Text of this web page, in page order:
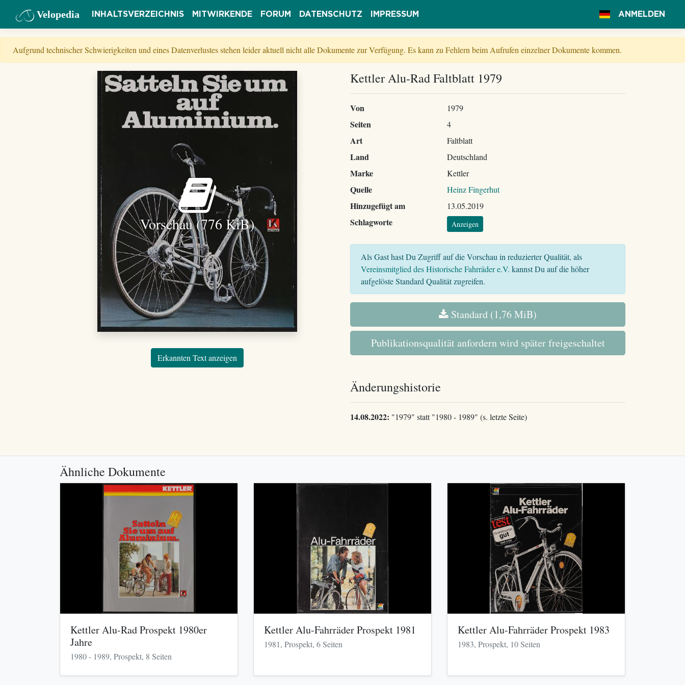
Velopedia INHALTSVERZEICHNIS MITWIRKENDE FORUM DATENSCHUTZ IMPRESSUM ANMELDEN
Aufgrund technischer Schwierigkeiten und eines Datenverlustes stehen leider aktuell nicht alle Dokumente zur Verfügung. Es kann zu Fehlern beim Aufrufen einzelner Dokumente kommen.
Vorschau (776 KiB)
Erkannten Text anzeigen
Kettler Alu-Rad Faltblatt 1979
Von 1979
Seiten 4
Art Faltblatt
Land Deutschland
Marke Kettler
Quelle Heinz Fingerhut
Hinzugefügt am 13.05.2019
Schlagworte Anzeigen
Als Gast hast Du Zugriff auf die Vorschau in reduzierter Qualität, als
Vereinsmitglied des Historische Fahrräder e.V. kannst Du auf die höher
aufgelöste Standard Qualität zugreifen.
Standard (1,76 MiB)
Publikationsqualität anfordern wird später freigeschaltet
Änderungshistorie
14.08.2022: "1979" statt "1980 - 1989" (s. letzte Seite)
Ähnliche Dokumente
Kettler Alu-Rad Prospekt 1980er
Jahre
1980 - 1989, Prospekt, 8 Seiten
Kettler Alu-Fahrräder Prospekt 1981
1981, Prospekt, 6 Seiten
Kettler Alu-Fahrräder Prospekt 1983
1983, Prospekt, 10 Seiten